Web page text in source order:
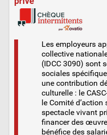
Les employeurs
collective
(IDCC 3090) sont
sociales
une contribution
culturelle : le
le Comité
spectacle vivant
financer des
bénéfice des